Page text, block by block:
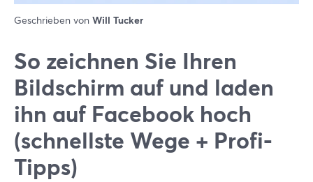
Geschrieben von Will Tucker
So zeichnen Sie Ihren
Bildschirm auf und laden
ihn auf Facebook hoch
(schnellste Wege + Profi-
Tipps)